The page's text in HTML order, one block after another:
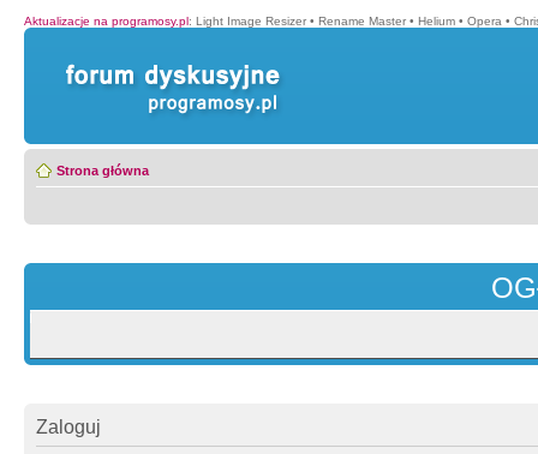
Aktualizacje na programosy.pl: Light Image Resizer • Rename Master • Helium • Opera •
Strona główna
Zaloguj